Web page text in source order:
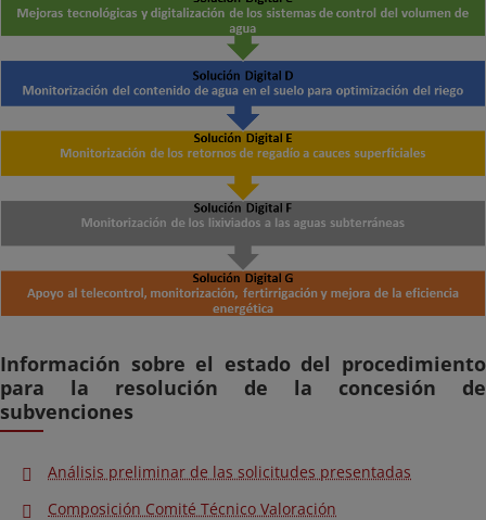
Información sobre el estado del procedimiento
para la resolución de la concesión de
subvenciones
Análisis preliminar de las solicitudes presentadas
Composición Comité Técnico Valoración